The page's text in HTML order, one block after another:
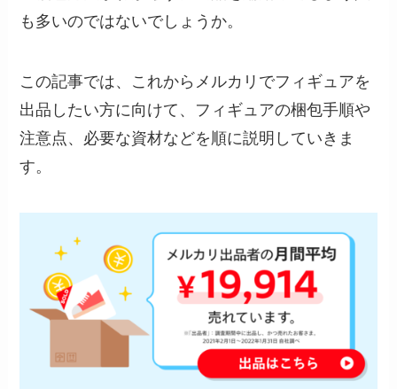
も多いのではないでしょうか。
この記事では、これからメルカリでフィギュアを
出品したい方に向けて、フィギュアの梱包手順や
注意点、必要な資材などを順に説明していきま
す。